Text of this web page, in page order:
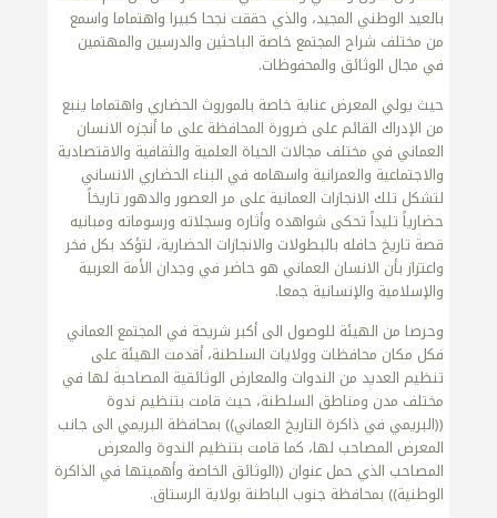
بالعيد الوطني المجيد، والذي حققت نجحا كبيرا واهتماما واسمع
من مختلف شراح المجتمع خاصة الباحثين والدرسين والمهتمين
في مجال الوثائق والمحفوظات.
حيث يولي المعرض عناية خاصة بالموروث الحضاري واهتماما ينبع
من الإدراك القائم على ضرورة المحافظة على ما أنجزه الانسان
العماني في مختلف مجالات الحياة العلمية والثقافية والاقتصادية
والاجتماعية والعمرانية واسهامه في البناء الحضاري الانساني
لتشكل تلك الانجازات العمانية على مر العصور والدهور تاريخاً
حضارياً تليداً تحكى شواهده وأثاره وسجلاته ورسوماته ومبانيه
قصة تاريخ حافله بالبطولات والانجازات الحضارية، لتؤكد بكل فخر
واعتزاز بأن الانسان العماني هو حاضر في وجدان الأمة العربية
والإسلامية والإنسانية جمعا.
وحرصا من الهيئة للوصول الى أكبر شريحة في المجتمع العماني
فكل مكان محافظات وولايات السلطنة، أقدمت الهيئة على
تنظيم العديد من الندوات والمعارض الوثائقية المصاحبة لها في
مختلف مدن ومناطق السلطنة، حيث قامت بتنظيم ندوة
((البريمي في ذاكرة التاريخ العماني)) بمحافظة البريمي الى جانب
المعرض المصاحب لها، كما قامت بتنظيم الندوة والمعرض
المصاحب الذي حمل عنوان ((الوثائق الخاصة وأهميتها في الذاكرة
الوطنية)) بمحافظة جنوب الباطنة بولاية الرستاق.